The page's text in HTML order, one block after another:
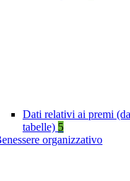
Dati relativi ai premi
tabelle) 5
organizzativo